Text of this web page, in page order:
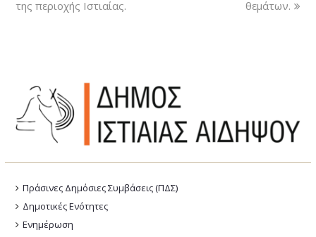
της περιοχής Ιστιαίας.
θεμάτων.
Πράσινες Δημόσιες Συμβάσεις (ΠΔΣ)
Δημοτικές Ενότητες
Ενημέρωση